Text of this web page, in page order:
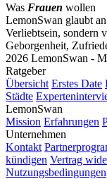
Was Frauen wollen
LemonSwan glaubt
Verliebtsein, sondern
Geborgenheit,
2026 LemonSwan -
Ratgeber
Übersicht Erstes Date
Städte
LemonSwan
Mission Erfahrungen
Unternehmen
Kontakt
kündigen Vertrag
Nutzungsbedingungen